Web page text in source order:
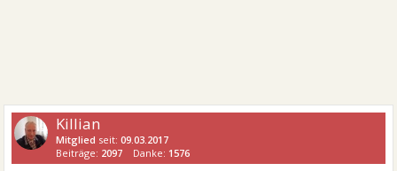
Killian
Mitglied seit:09.03.2017
Beiträge: 2097 Danke: 1576